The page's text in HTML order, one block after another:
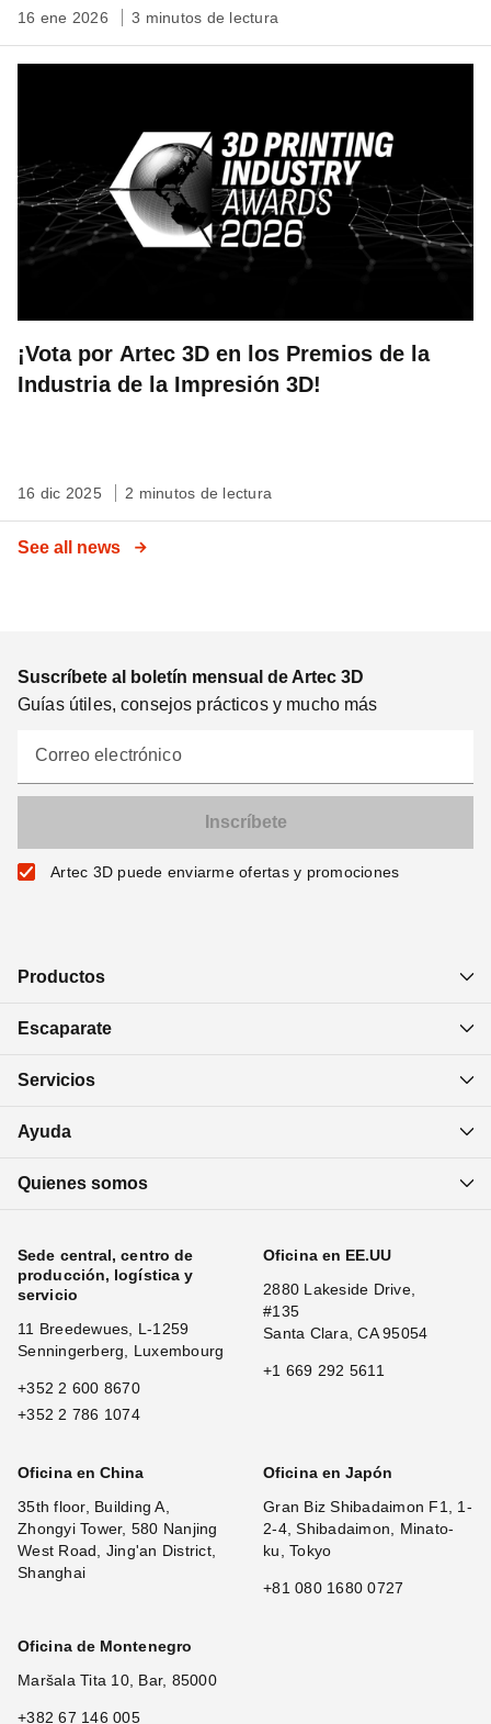
16 ene 2026 3 minutos de lectura
¡Vota por Artec 3D en los Premios de la
Industria de la Impresión 3D!
16 dic 2025 2 minutos de lectura
See all news
Suscríbete al boletín mensual de Artec 3D
Guías útiles, consejos prácticos y mucho más
Correo electrónico
Artec 3D puede enviarme ofertas y promociones
Productos
Escaparate
Servicios
Ayuda
Quienes somos
Sede central, centro de
producción, logística y
servicio
11 Breedewues, L-1259
Senningerberg, Luxembourg
+352 2 600 8670
+352 2 786 1074
Oficina en EE.UU
2880 Lakeside Drive,
#135
Santa Clara, CA 95054
+1 669 292 5611
Oficina en China
35th floor, Building A,
Zhongyi Tower, 580 Nanjing
West Road, Jing'an District,
Shanghai
Oficina en Japón
Gran Biz Shibadaimon F1, 1-
2-4, Shibadaimon, Minato-
ku, Tokyo
+81 080 1680 0727
Oficina de Montenegro
Maršala Tita 10, Bar, 85000
+382 67 146 005